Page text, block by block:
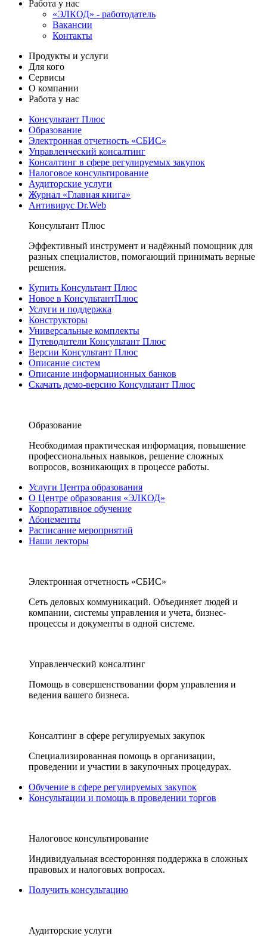
Работа у нас
«ЭЛКОД» - работодатель
Вакансии
Контакты
Продукты и услуги
Для кого
Сервисы
О компании
Работа у нас
Консультант Плюс
Образование
Электронная отчетность «СБИС»
Управленческий консалтинг
Консалтинг в сфере регулируемых закупок
Налоговое консультирование
Аудиторские услуги
Журнал «Главная книга»
Антивирус Dr.Web
Консультант Плюс
Эффективный инструмент и надёжный помощник для
разных специалистов, помогающий принимать верные
решения.
Купить Консультант Плюс
Новое в КонсультантПлюс
Услуги и поддержка
Конструкторы
Универсальные комплекты
Путеводители Консультант Плюс
Версии Консультант Плюс
Описание систем
Описание информационных банков
Скачать демо-версию Консультант Плюс
Образование
Необходимая практическая информация, повышение
профессиональных навыков, решение сложных
вопросов, возникающих в процессе работы.
Услуги Центра образования
О Центре образования «ЭЛКОД»
Корпоративное обучение
Абонементы
Расписание мероприятий
Наши лекторы
Электронная отчетность «СБИС»
Сеть деловых коммуникаций. Объединяет людей и
компании, системы управления и учета, бизнес-
процессы и документы в одной системе.
Управленческий консалтинг
Помощь в совершенствовании форм управления и
ведения вашего бизнеса.
Консалтинг в сфере регулируемых закупок
Специализированная помощь в организации,
проведении и участии в закупочных процедурах.
Обучение в сфере регулируемых закупок
Консультации и помощь в проведении торгов
Налоговое консультирование
Индивидуальная всесторонняя поддержка в сложных
правовых и налоговых вопросах.
Получить консультацию
Аудиторские услуги